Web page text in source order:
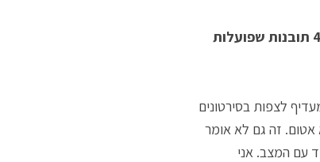
אז כדי לעבור את הימים האלה בשלום יחסי בין בני הבית, משתפת אתכם ב 4 תובנות שפועלות
לצפות בסירטונים
אטום. זה גם לא אומר
עם המצב. אני